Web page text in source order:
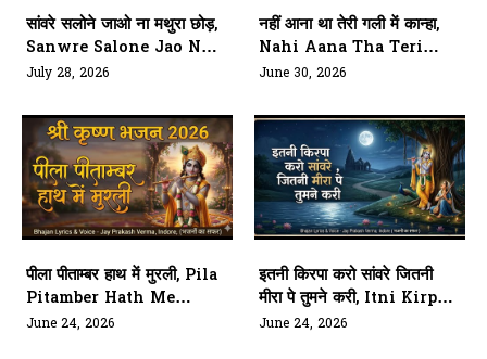
सांवरे सलोने जाओ ना मथुरा छोड़,
Sanwre Salone Jao Naa
Mathura Chhod
July 28, 2026
नहीं आना था तेरी गली में कान्हा,
Nahi Aana Tha Teri
Gali Me Kanha
June 30, 2026
पीला पीताम्बर हाथ में मुरली, Pila
Pitamber Hath Me
Murli
June 24, 2026
इतनी किरपा करो सांवरे जितनी
मीरा पे तुमने करी, Itni Kirpa
Karo Sanwre Jitni
June 24, 2026